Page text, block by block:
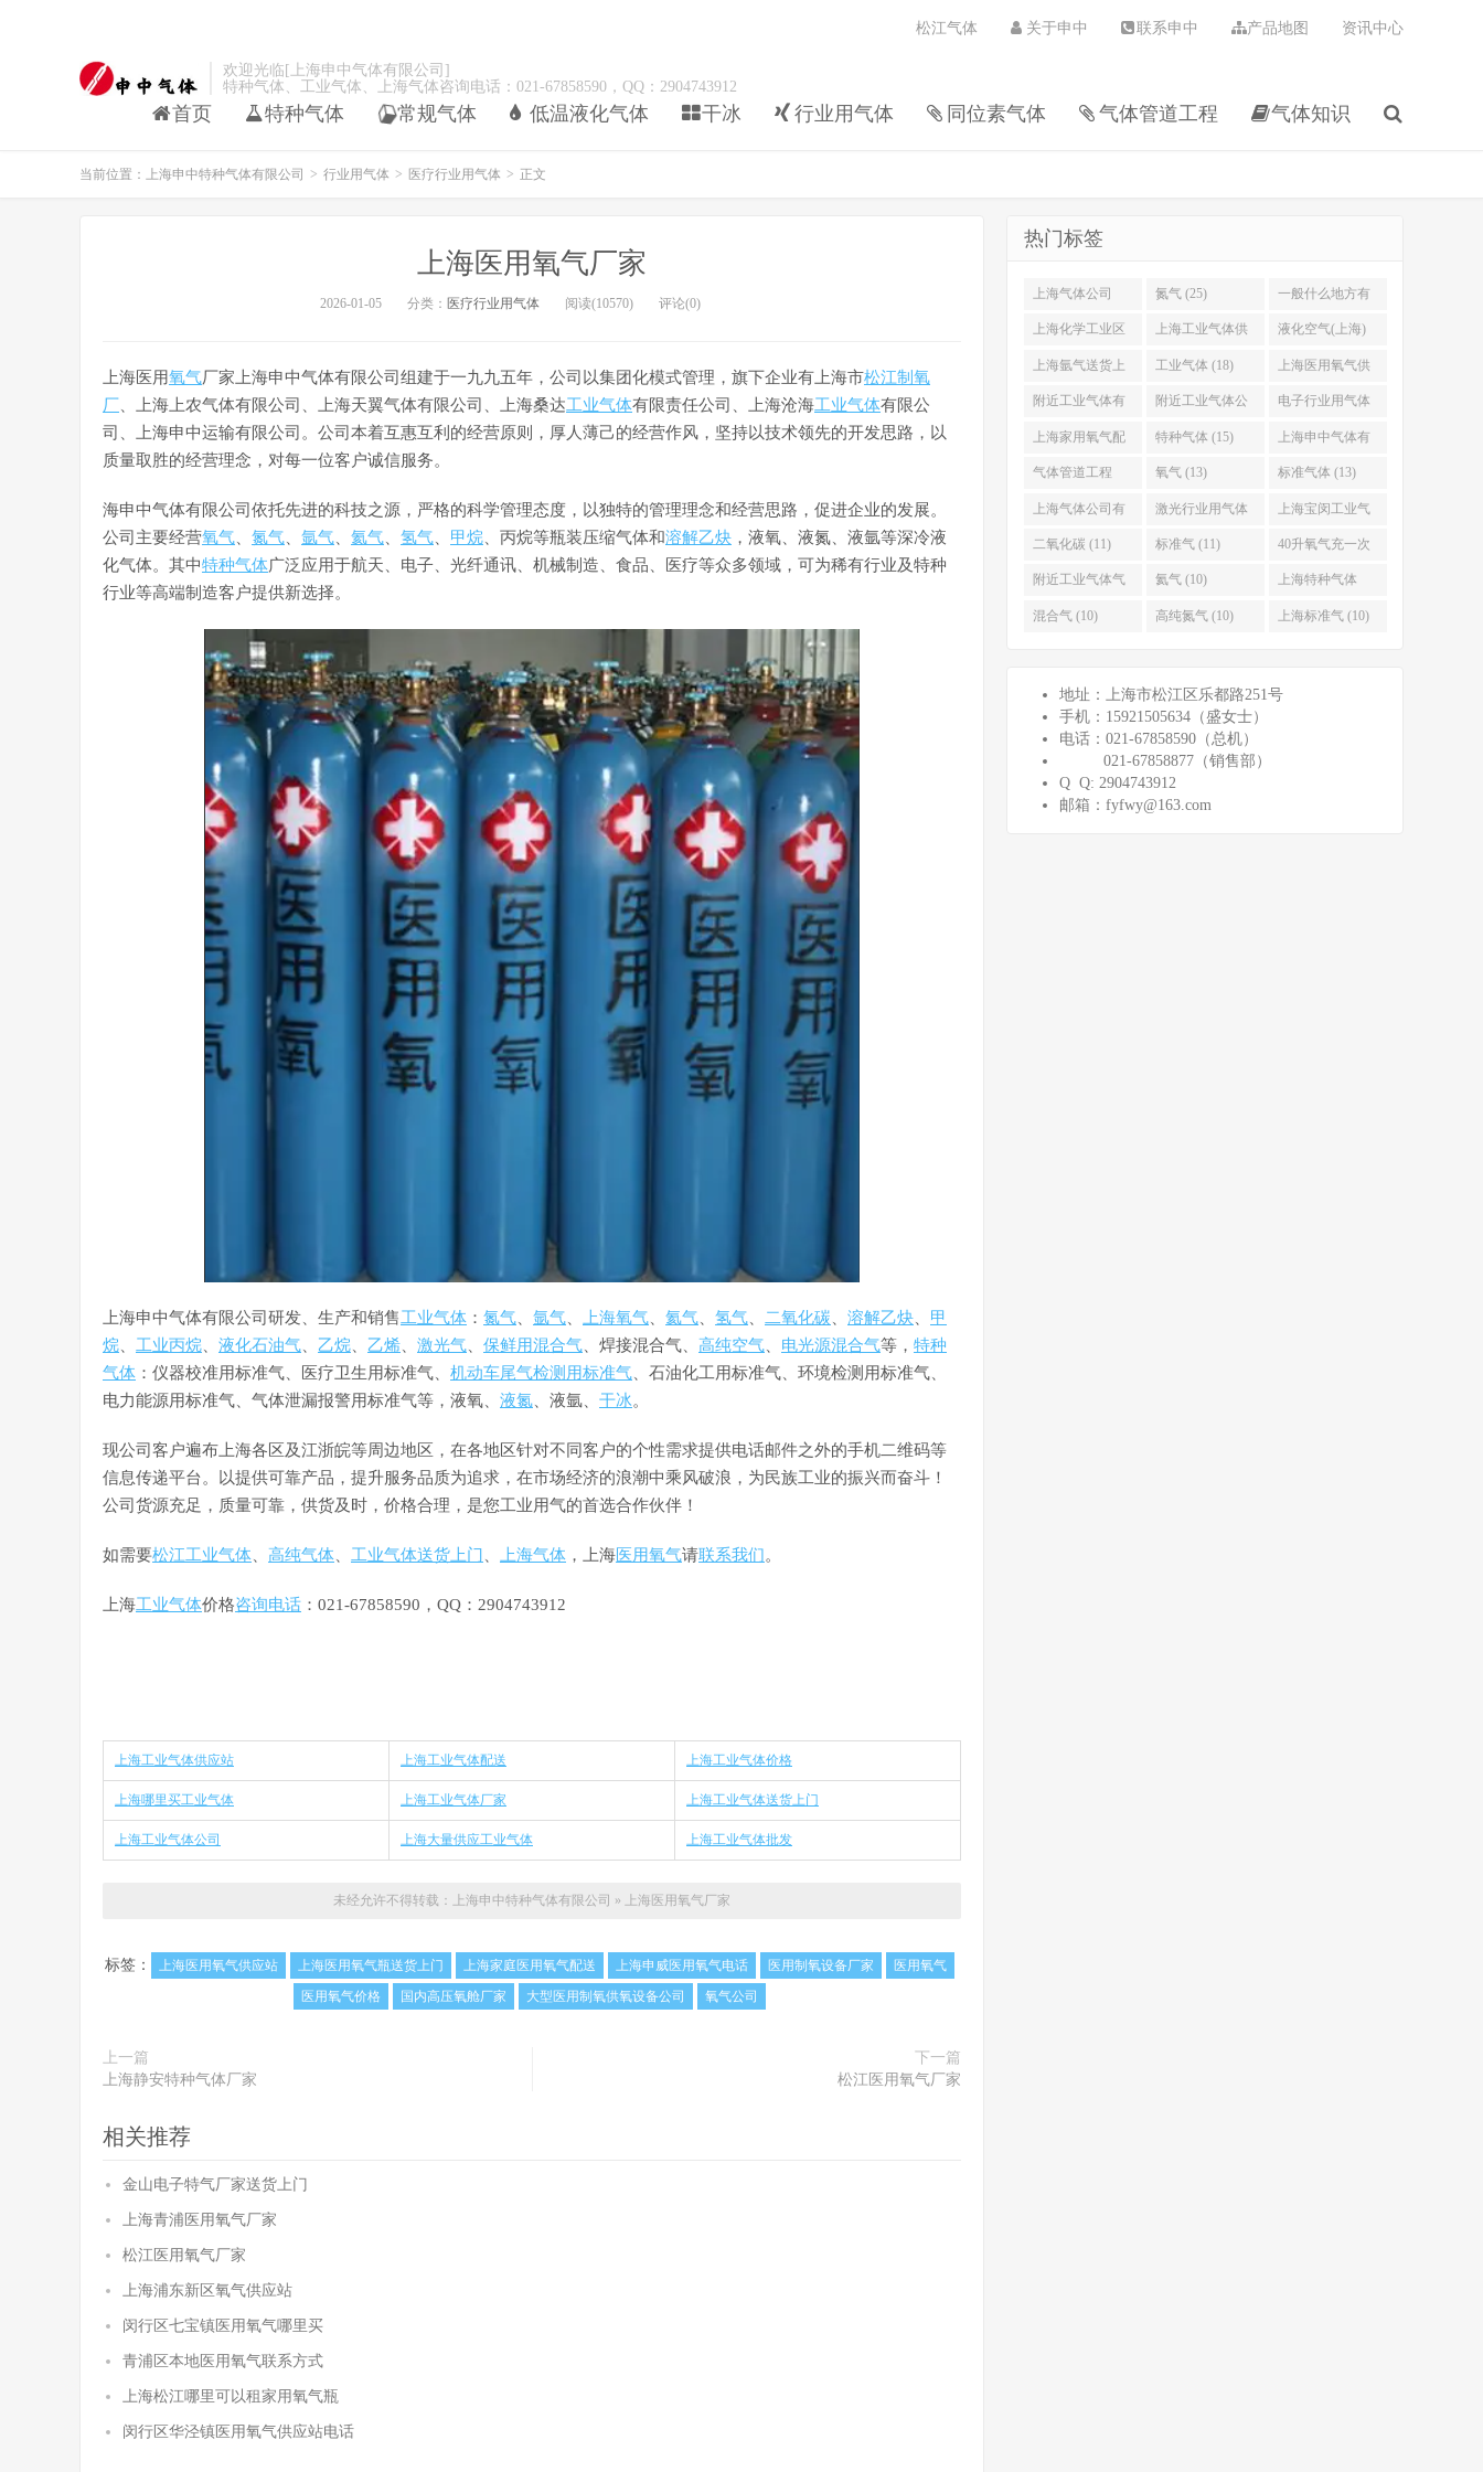
欢迎光临[上海申中气体有限公司]
特种气体、工业气体、上海气体咨询电话：021-67858590，QQ：2904743912
首页 特种气体 常规气体 低温液化气体 干冰 行业用气体 同位素气体 气体管道工程 气体知识
松江气体 关于申中 联系申中 产品地图 资讯中心
当前位置： 上海申中特种气体有限公司 > 行业用气体 > 医疗行业用气体 > 正文
上海医用氧气厂家
2026-01-05 分类： 医疗行业用气体 阅读(10570) 评论(0)
上海医用氧气厂家上海申中气体有限公司组建于一九九五年，公司以集团化模式管理，旗下企业有上海市松江制氧
厂 、上海上农气体有限公司、上海天翼气体有限公司、上海桑达工业气体有限责任公司、上海沧海工业气体有限公
司、上海申中运输有限公司。公司本着互惠互利的经营原则，厚人薄己的经营作风，坚持以技术领先的开发思路，以
质量取胜的经营理念，对每一位客户诚信服务。
海申中气体有限公司依托先进的科技之源，严格的科学管理态度，以独特的管理理念和经营思路，促进企业的发展。
公司主要经营氧气 氮气 氩气 氦气 氢气 甲烷 、丙烷等瓶装压缩气体和溶解乙炔 ，液氧、液氮、液氩等深冷液
化气体。其中特种气体广泛应用于航天、电子、光纤通讯、机械制造、食品、医疗等众多领域，可为稀有行业及特种
行业等高端制造客户提供新选择。
上海申中气体有限公司研发、生产和销售工业气体 ： 氮气 氩气 上海氧气 氦气 氢气 二氧化碳 溶解乙炔
甲
烷
工业丙烷 液化石油气 乙烷 乙烯 激光气 保鲜用混合气 、焊接混合气、 高纯空气 电光源混合气等， 特种
气体 ：仪器校准用标准气、医疗卫生用标准气、 机动车尾气检测用标准气 、石油化工用标准气、环境检测用标准气、
电力能源用标准气、气体泄漏报警用标准气等，液氧、 液氮 、液氩、 干冰。
现公司客户遍布上海各区及江浙皖等周边地区，在各地区针对不同客户的个性需求提供电话邮件之外的手机二维码等
信息传递平台。以提供可靠产品，提升服务品质为追求，在市场经济的浪潮中乘风破浪，为民族工业的振兴而奋斗！
公司货源充足，质量可靠，供货及时，价格合理，是您工业用气的首选合作伙伴！
如需要松江工业气体 高纯气体 工业气体送货上门 上海气体 ，上海医用氧气请联系我们。
上海工业气体价格咨询电话 ：021-67858590，QQ：2904743912
上海工业气体供应站 上海工业气体配送 上海工业气体价格
上海哪里买工业气体 上海工业气体厂家 上海工业气体送货上门
上海工业气体公司 上海大量供应工业气体 上海工业气体批发
未经允许不得转载： 上海申中特种气体有限公司 » 上海医用氧气厂家
标签： 上海医用氧气供应站 上海医用氧气瓶送货上门 上海家庭医用氧气配送 上海申威医用氧气电话 医用制氧设备厂家
医用氧气
医用氧气价格
国内高压氧舱厂家 大型医用制氧供氧设备公司 氧气公司
上一篇
上海静安特种气体厂家
下一篇
松江医用氧气厂家
相关推荐
金山电子特气厂家送货上门
上海青浦医用氧气厂家
松江医用氧气厂家
上海浦东新区氧气供应站
闵行区七宝镇医用氧气哪里买
青浦区本地医用氧气联系方式
上海松江哪里可以租家用氧气瓶
闵行区华泾镇医用氧气供应站电话
热门标签
上海气体公司
(30)
氮气 (25) 一般什么地方有
卖氦气 (24)
上海化学工业区
工业气体有限公
司 (22)
上海工业气体供
应站 (21)
液化空气(上海)
气体有限公司
(20)
上海氩气送货上
门 (19)
工业气体 (18) 上海医用氧气供
应站 (18)
附近工业气体有
限公司 (18)
附近工业气体公
司电话 (17)
电子行业用气体
(16)
上海家用氧气配
送 (16)
特种气体 (15) 上海申中气体有
限公司 (15)
气体管道工程
(15)
氧气 (13) 标准气体 (13)
上海气体公司有
哪些 (13)
激光行业用气体
(12)
上海宝闵工业气
体有限公司 (12)
二氧化碳 (11) 标准气 (11) 40升氧气充一次
多少钱 (11)
附近工业气体气
站 (11)
氦气 (10) 上海特种气体
(10)
混合气 (10) 高纯氮气 (10) 上海标准气 (10)
地址：上海市松江区乐都路251号
手机：15921505634（盛女士）
电话：021-67858590（总机）
021-67858877（销售部）
Q Q: 2904743912
邮箱：fyfwy@163.com​​